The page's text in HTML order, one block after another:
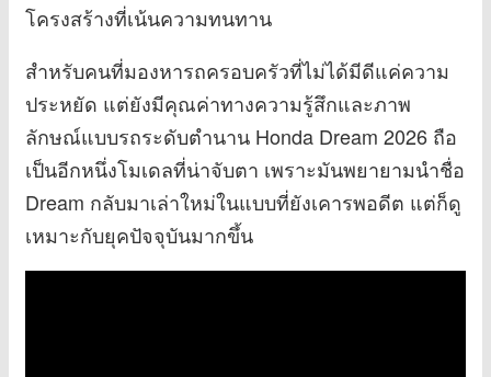
โครงสร้างที่เน้นความทนทาน
สำหรับคนที่มองหารถครอบครัวที่ไม่ได้มีดีแค่ความ
ประหยัด แต่ยังมีคุณค่าทางความรู้สึกและภาพ
ลักษณ์แบบรถระดับตำนาน Honda Dream 2026 ถือ
เป็นอีกหนึ่งโมเดลที่น่าจับตา เพราะมันพยายามนำชื่อ
Dream กลับมาเล่าใหม่ในแบบที่ยังเคารพอดีต แต่ก็ดู
เหมาะกับยุคปัจจุบันมากขึ้น